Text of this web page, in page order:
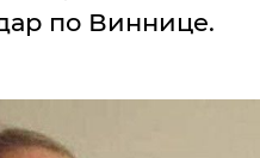
по Виннице.